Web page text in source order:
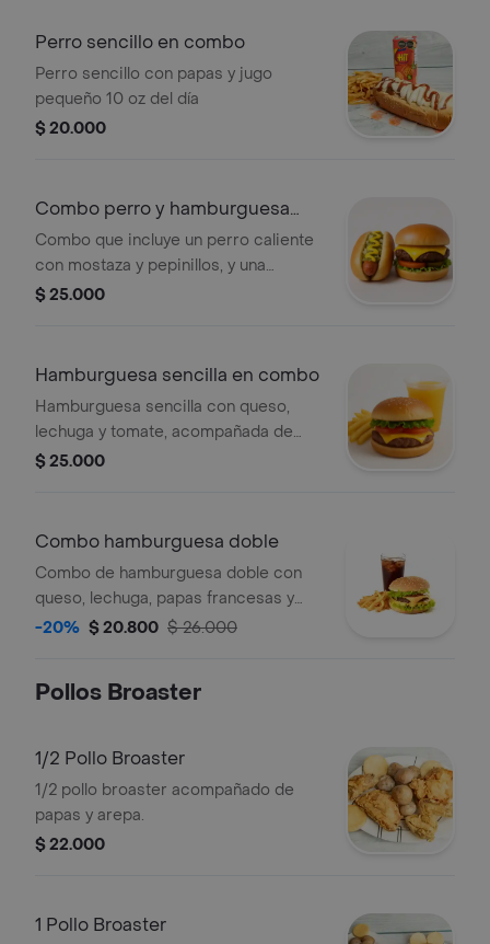
Perro sencillo en combo
Perro sencillo con papas y jugo
pequeño 10 oz del día
$ 20.000
Combo perro y hamburguesa
sencilla
Combo que incluye un perro caliente
con mostaza y pepinillos, y una
hamburguesa sencilla con queso,
$ 25.000
Hamburguesa sencilla en combo
Hamburguesa sencilla con queso,
lechuga y tomate, acompañada de
papas fritas y jugo pequeño de 10 oz.
$ 25.000
Combo hamburguesa doble
Combo de hamburguesa doble con
queso, lechuga, papas francesas y
bebida.
-20% $ 20.800 $ 26.000
Pollos Broaster
1/2 Pollo Broaster
1/2 pollo broaster acompañado de
papas y arepa.
$ 22.000
1 Pollo Broaster